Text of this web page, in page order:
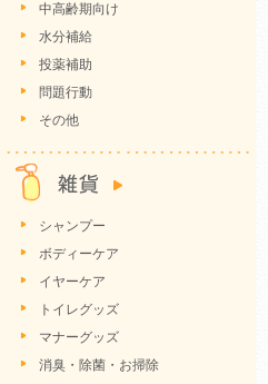
中高齢期向け
水分補給
投薬補助
問題行動
その他
シャンプー
ボディーケア
イヤーケア
トイレグッズ
マナーグッズ
消臭・除菌・お掃除